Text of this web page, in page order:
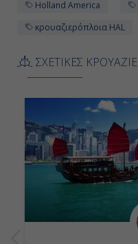
Holland America
κρουαζιερόπλοια HAL
ΣΧΕΤΙΚΕΣ